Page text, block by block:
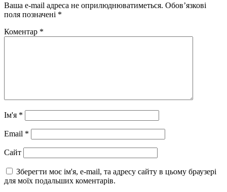
Ваша e-mail адреса не оприлюднюватиметься. Обов’язкові
поля позначені *
Коментар *
Ім'я *
Email *
Сайт
Зберегти моє ім'я, e-mail, та адресу сайту в цьому браузері
для моїх подальших коментарів.